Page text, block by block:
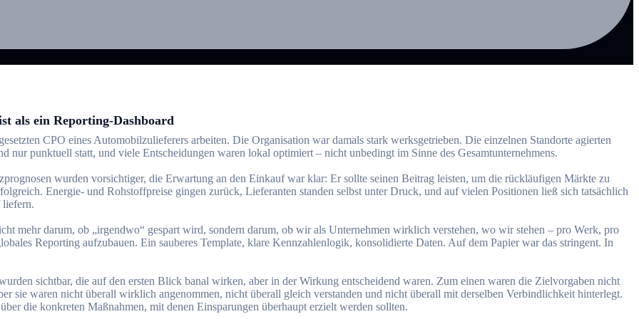
als ein Reporting-Dashboard
CPO eines Automobilzulieferers arbeiten. Die Organisation war damals stark werksgetrieben. Die einzelnen Standorte agierten
nur punktuell statt, und viele Entscheidungen waren lokal optimiert – nicht unbedingt im Sinne des Gesamtunternehmens.
wurden vorsichtiger, die Erwartung an den Einkauf war klar: Er sollte seinen Beitrag leisten, um die rückläufigen Märkte zu
Energie- und Rohstoffpreise gingen zurück, Lieferanten standen selbst unter Druck, und auf vielen Positionen ließ sich tatsächlich
liefern.
mehr darum, ob „irgendwo“ gespart wird, sondern darum, ob wir als Unternehmen wirklich verstehen, wo wir stehen – pro Werk, pro
Reporting aufzubauen. Ein sauberes Template, klare Kennzahlenlogik, konsolidierte Daten. Auf dem Papier war das stringent. In
sichtbar, die auf den ersten Blick banal wirken, aber in der Wirkung entscheidend waren. Zum einen waren die Zielvorgaben nicht
sie waren nicht überall wirklich angenommen, nicht überall gleich verstanden und nicht überall mit derselben Verbindlichkeit hinterlegt.
die konkreten Maßnahmen, mit denen Einsparungen überhaupt erzielt werden sollten.